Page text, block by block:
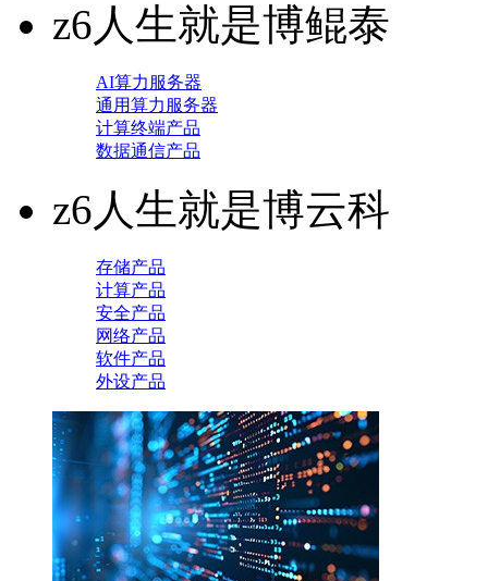
z6人生就是博鲲泰
AI算力服务器
通用算力服务器
计算终端产品
数据通信产品
z6人生就是博云科
存储产品
计算产品
安全产品
网络产品
软件产品
外设产品